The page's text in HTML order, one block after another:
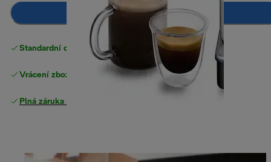
Přidat do košíku
Standardní doručení zdarma nad 1200 Kč
Vrácení zboží zdarma
Plná záruka výrobce